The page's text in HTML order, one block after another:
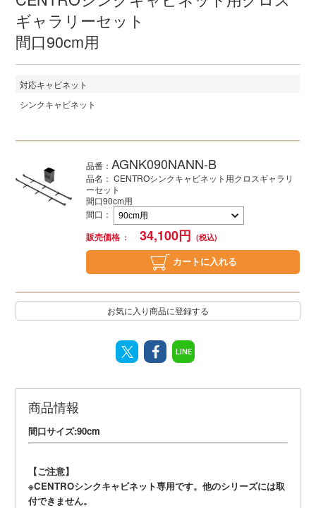
ギャラリーセット
間口90cm用
対応キャビネット
シンクキャビネット
品番：AGNK090NANN-B
品名： CENTROシンクキャビネット用クロスギャラリ
ーセット
間口90cm用
間口 ：
販売価格
34,100円
カートに入れる
お気に入り商品に登録する
LINE
商品情報
間口サイズ:90cm
【ご注意】
※CENTROシンクキャビネット専用です。他のシリーズには取
付できません。